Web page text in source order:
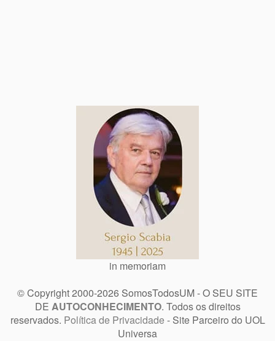
in memoriam
© Copyright 2000-2026 SomosTodosUM - O SEU SITE
DE AUTOCONHECIMENTO. Todos os direitos
reservados. Política de Privacidade - Site Parceiro do UOL
Universa